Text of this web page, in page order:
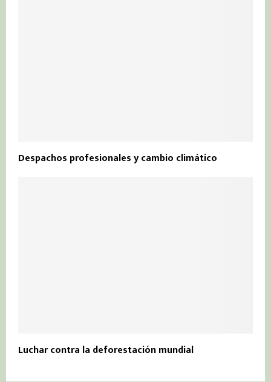
Despachos profesionales y cambio climático
Luchar contra la deforestación mundial